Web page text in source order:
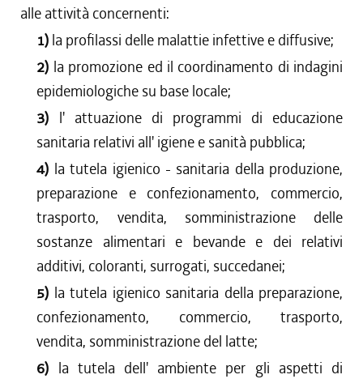
alle attività concernenti:
1) la profilassi delle malattie infettive e diffusive;
2) la promozione ed il coordinamento di indagini
epidemiologiche su base locale;
3) l' attuazione di programmi di educazione
sanitaria relativi all' igiene e sanità pubblica;
4) la tutela igienico - sanitaria della produzione,
preparazione e confezionamento, commercio,
trasporto, vendita, somministrazione delle
sostanze alimentari e bevande e dei relativi
additivi, coloranti, surrogati, succedanei;
5) la tutela igienico sanitaria della preparazione,
confezionamento, commercio, trasporto,
vendita, somministrazione del latte;
6) la tutela dell' ambiente per gli aspetti di